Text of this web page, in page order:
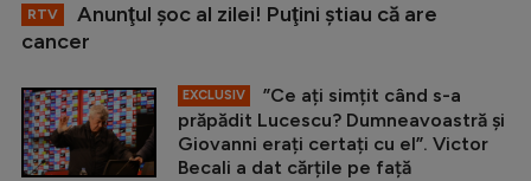
RTV
Anunţul şoc al zilei! Puţini ştiau că are
cancer
EXCLUSIV
”Ce ați simțit când s-a
prăpădit Lucescu? Dumneavoastră și
Giovanni erați certați cu el”. Victor
Becali a dat cărțile pe față